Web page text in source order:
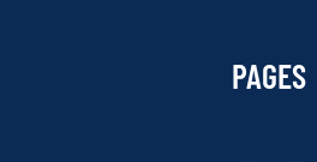
PAGES